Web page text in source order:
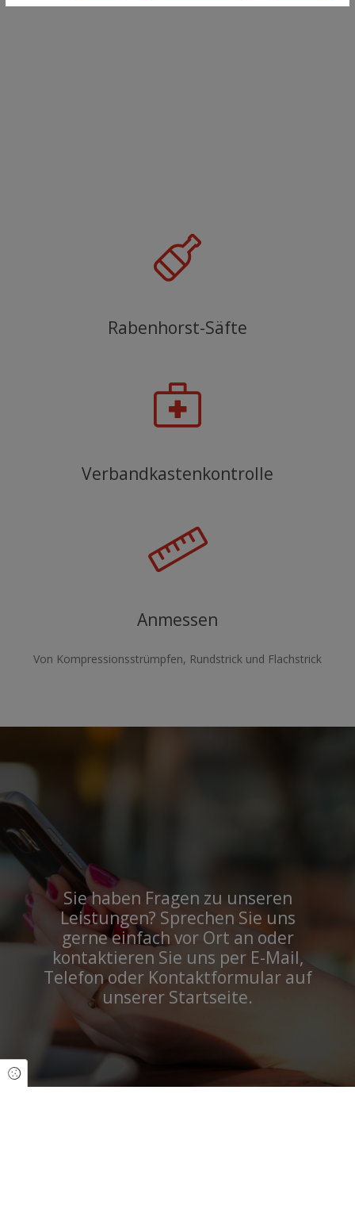
Rabenhorst-Säfte
Verbandkastenkontrolle
Anmessen
Von Kompressionsstrümpfen, Rundstrick und Flachstrick
Sie haben Fragen zu unseren
Leistungen? Sprechen Sie uns
gerne einfach vor Ort an oder
kontaktieren Sie uns per E-Mail,
Telefonoder Kontaktformular auf
unserer Startseite.